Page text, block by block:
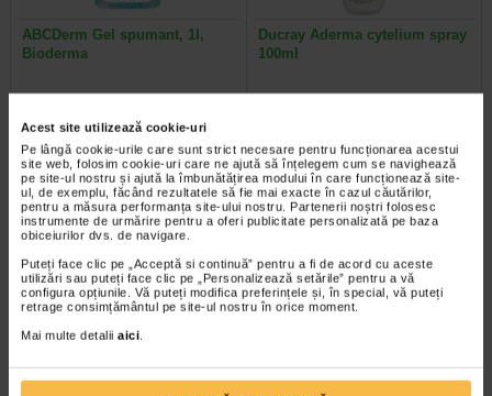
Acest site utilizează cookie-uri
Pe lângă cookie-urile care sunt strict necesare pentru funcționarea acestui
site web, folosim cookie-uri care ne ajută să înțelegem cum se navighează
pe site-ul nostru și ajută la îmbunătățirea modului în care funcționează site-
ul, de exemplu, făcând rezultatele să fie mai exacte în cazul căutărilor,
pentru a măsura performanța site-ului nostru. Partenerii noștri folosesc
instrumente de urmărire pentru a oferi publicitate personalizată pe baza
obiceiurilor dvs. de navigare.
Puteți face clic pe „Acceptă si continuă” pentru a fi de acord cu aceste
utilizări sau puteți face clic pe „Personalizează setările” pentru a vă
configura opțiunile. Vă puteți modifica preferințele și, în special, vă puteți
retrage consimțământul pe site-ul nostru în orice moment.
Mai multe detalii aici.
ABCDerm Gel spumant, 1l,
Bioderma
pielea sensibila a copiilor…
Ducray Aderma cytelium spray
100ml
-35% Preț întreg: 78,10 Lei
Preț redus: 50.77 Lei
-40% Preț întreg: 30.60 Lei